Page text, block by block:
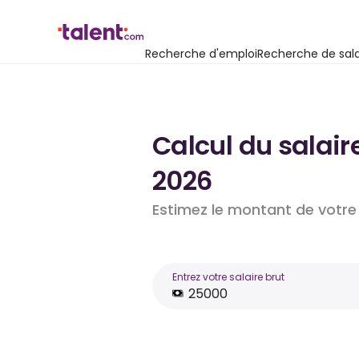
Recherche d'emploiRecherche de
Calcul du
2026
Estimez le montant de
Entrez votre salaire brut